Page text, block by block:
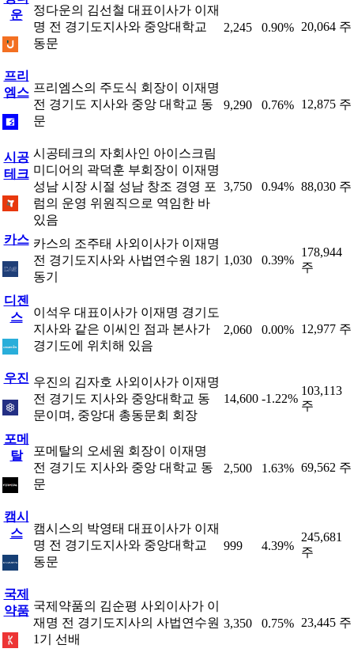
운
정다운의 김선철 대표이사가 이재
명 전 경기도지사와 중앙대학교
동문
2,245 0.90% 20,064 주
프리
엠스 프리엠스의 주도식 회장이 이재명
전 경기도 지사와 중앙 대학교 동
문
9,290 0.76% 12,875 주
시공
테크
시공테크의 자회사인 아이스크림
미디어의 곽덕훈 부회장이 이재명
성남 시장 시절 성남 창조 경영 포
럼의 운영 위원직으로 역임한 바
있음
3,750 0.94% 88,030 주
카스 카스의 조주태 사외이사가 이재명
전 경기도지사와 사법연수원 18기
동기
1,030 0.39%
178,944
주
디젠
스
이석우 대표이사가 이재명 경기도
지사와 같은 이씨인 점과 본사가
경기도에 위치해 있음
2,060 0.00% 12,977 주
우진 우진의 김자호 사외이사가 이재명
전 경기도 지사와 중앙대학교 동
문이며, 중앙대 총동문회 회장
14,600 -1.22%
103,113
주
포메
탈
포메탈의 오세원 회장이 이재명
전 경기도 지사와 중앙 대학교 동
문
2,500 1.63% 69,562 주
캠시
스
캠시스의 박영태 대표이사가 이재
명 전 경기도지사와 중앙대학교
동문
999 4.39%
245,681
주
국제
약품 국제약품의 김순평 사외이사가 이
재명 전 경기도지사의 사법연수원
1기 선배
3,350 0.75% 23,445 주